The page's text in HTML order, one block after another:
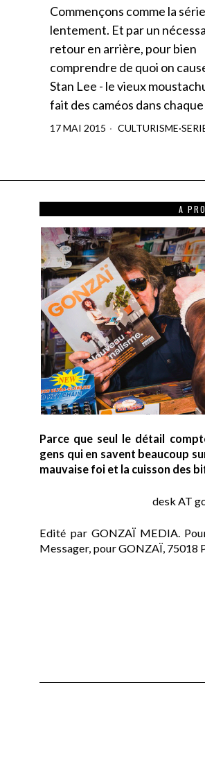
Commençons comme la
lentement. Et par un
retour en arrière, pour bien
comprendre de quoi on
Stan Lee ­- le vieux
fait des caméos dans chaque
17 MAI 2015 CULTURISME·
A
Parce que seul le détail
gens qui en savent beaucoup
mauvaise foi et la cuisson des
desk AT
Edité par GONZAÏ MEDIA.
Messager, pour GONZAÏ, 75018